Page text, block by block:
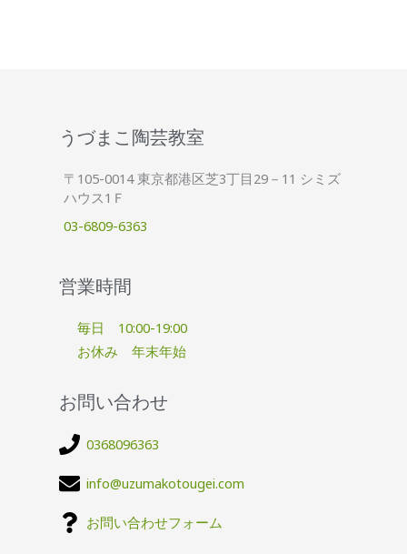
うづまこ陶芸教室
〒105-0014 東京都港区芝3丁目29－11 シミズ
ハウス1Ｆ
03-6809-6363
営業時間
毎日 10:00-19:00
お休み 年末年始
お問い合わせ
0368096363
info@uzumakotougei.com
お問い合わせフォーム